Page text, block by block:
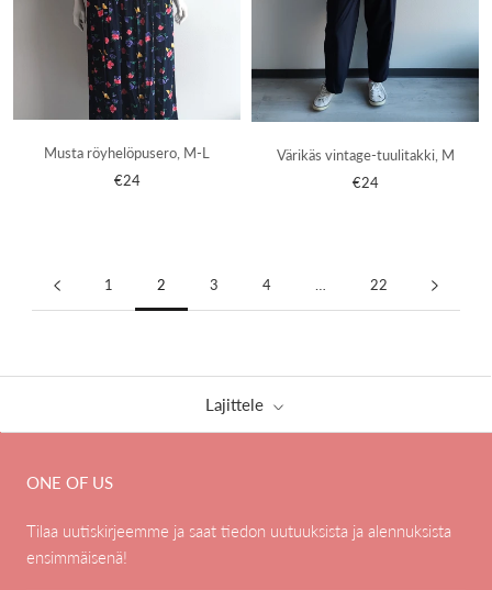
Musta röyhelöpusero, M-L
€24
Värikäs vintage-tuulitakki, M
€24
1 2 3 4 … 22
Lajittele
ONE OF US
Tilaa uutiskirjeemme ja saat tiedon uutuuksista ja alennuksista
ensimmäisenä!